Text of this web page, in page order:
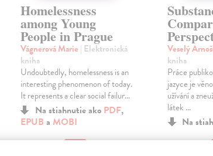
Homelessness
among Young
People in Prague
Vágnerová Marie | Elektronická
kniha
Undoubtedly, homelessness is an
interesting phenomenon of today.
It represents a clear social failur...
Na stiahnutie ako PDF,
EPUB a MOBI
Veselý
kniha
Práce
jazyce je
užívání a
látek ...
Na